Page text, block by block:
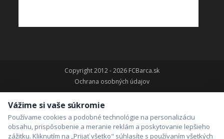
Copyright 2012 - 2026 FCBarca.sk
Ochrana osobných údajov
Vážime si vaše súkromie
Používame cookies a podobné technológie na personalizáciu
obsahu, prispôsobenie a meranie reklám a poskytovanie lepšieho
zážitku. Kliknutím na „Prijať všetko" súhlasíte s používaním všetkých